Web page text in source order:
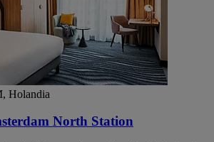
Holandia
North Station